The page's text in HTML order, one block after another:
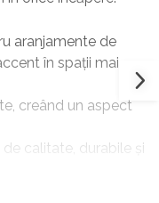
aranjamente de
în spații mai
creând un aspect
calitate, durabile și